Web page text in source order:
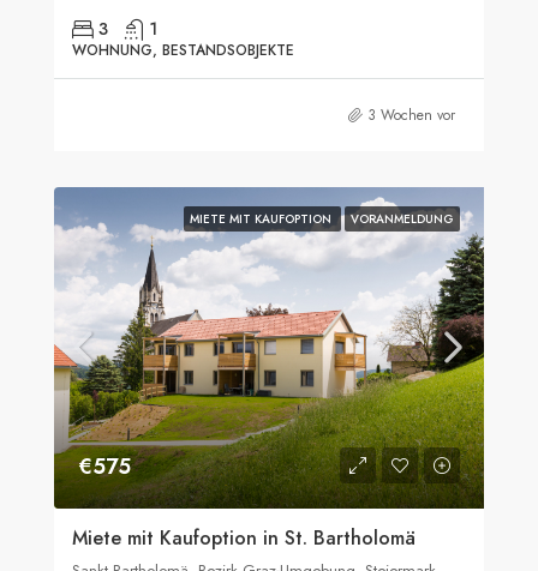
3 1
WOHNUNG, BESTANDSOBJEKTE
3 Wochen vor
MIETE MIT KAUFOPTION VORANMELDUNG
€575
Miete mit Kaufoption in St. Bartholomä